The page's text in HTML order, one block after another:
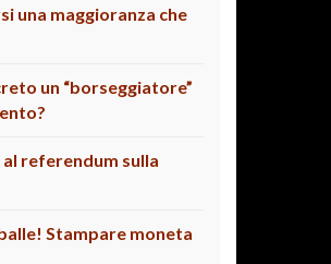
una maggioranza che
un “borseggiatore”
al referendum sulla
Stampare moneta